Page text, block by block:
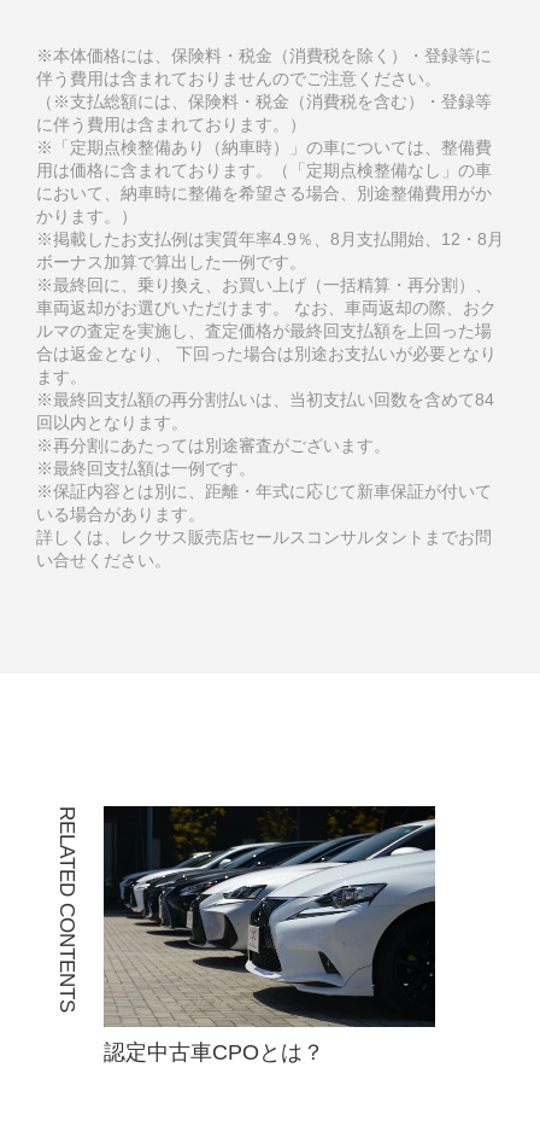
※本体価格には、保険料・税金（消費税を除く）・登録等に
伴う費用は含まれておりませんのでご注意ください。
（※支払総額には、保険料・税金（消費税を含む）・登録等
に伴う費用は含まれております。）
※「定期点検整備あり（納車時）」の車については、整備費
用は価格に含まれております。（「定期点検整備なし」の車
において、納車時に整備を希望さる場合、別途整備費用がか
かります。）
※掲載したお支払例は実質年率4.9％、8月支払開始、12・8月
ボーナス加算で算出した一例です。
※最終回に、乗り換え、お買い上げ（一括精算・再分割）、
車両返却がお選びいただけます。 なお、車両返却の際、おク
ルマの査定を実施し、査定価格が最終回支払額を上回った場
合は返金となり、 下回った場合は別途お支払いが必要となり
ます。
※最終回支払額の再分割払いは、当初支払い回数を含めて84
回以内となります。
※再分割にあたっては別途審査がございます。
※最終回支払額は一例です。
※保証内容とは別に、距離・年式に応じて新車保証が付いて
いる場合があります。
詳しくは、レクサス販売店セールスコンサルタントまでお問
い合せください。
RELATED CONTENTS
認定中古車CPOとは？